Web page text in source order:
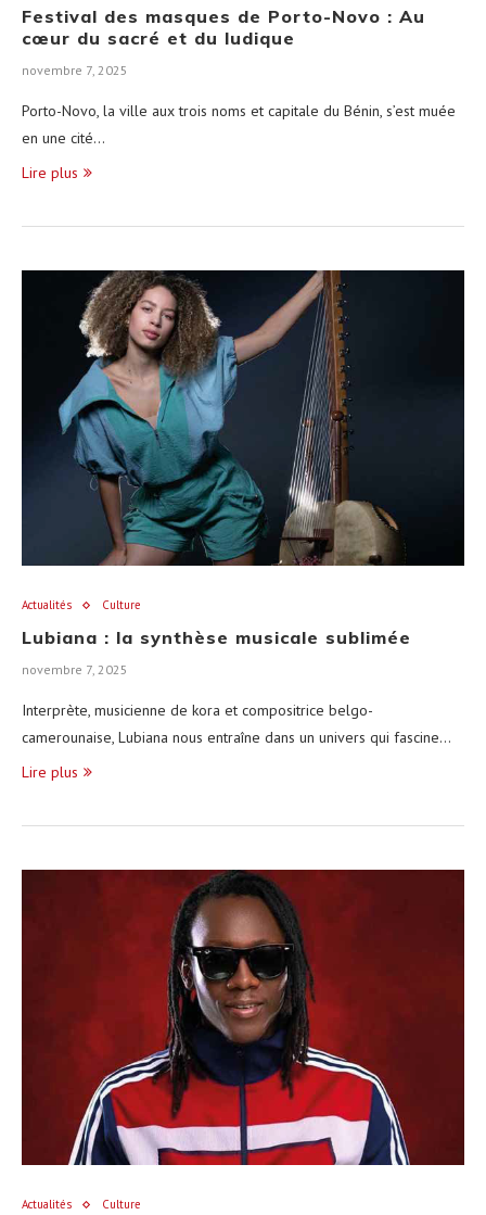
Festival des masques de Porto-Novo : Au
cœur du sacré et du ludique
novembre 7, 2025
Porto-Novo, la ville aux trois noms et capitale du Bénin, s’est muée
en une cité…
Lire plus
Actualités Culture
Lubiana : la synthèse musicale sublimée
novembre 7, 2025
Interprète, musicienne de kora et compositrice belgo-
camerounaise, Lubiana nous entraîne dans un univers qui fascine…
Lire plus
Actualités Culture